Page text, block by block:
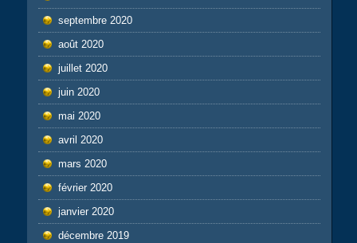
septembre 2020
août 2020
juillet 2020
juin 2020
mai 2020
avril 2020
mars 2020
février 2020
janvier 2020
décembre 2019